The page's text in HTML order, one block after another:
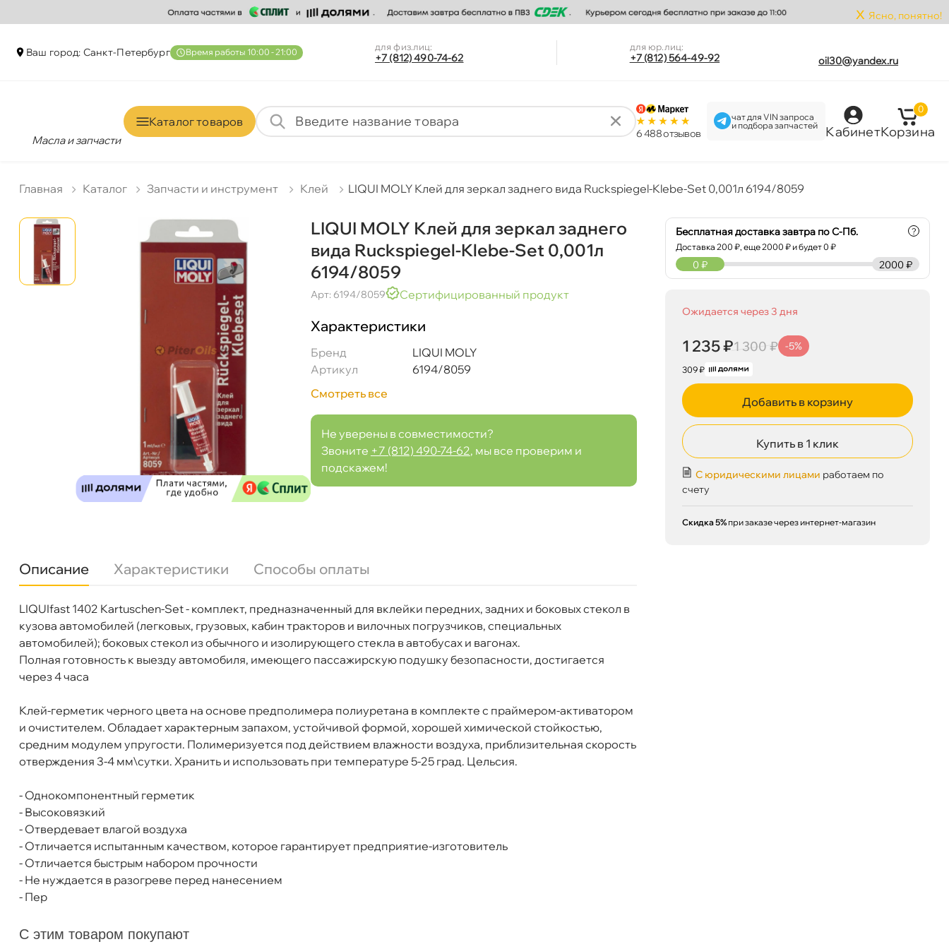
x Ясно, понятно!
аш город: Санкт-Петербур ремя работы 10:00 - 21:00 для физ.лиц:
+7 (812) 490-74-62
для юр.лиц:
+7 (812) 564-49-92 oil30@yandex.ru
Масла и запчасти
Каталог товаро
6 488 отзыво
чат для VIN запроса
и подбора запчастей
Кабинет
0
Корзина
Главная Катало Запчасти и инструмент Клей LIQUI MOLY Клей для зеркал заднего вида Ruckspiegel-Klebe-Set 0,001л 6194/8059
LIQUI MOLY Клей для зеркал заднего
ида Ruckspiegel-Klebe-Set 0,001л
6194/8059
Арт: 6194/8059 Сертифицированный продукт
Характеристики
Бренд
LIQUI MOLY
Артикул
6194/8059
Смотреть все
Не уверены в совместимости?
Звоните +7 (812) 490-74-62, мы все проверим и
подскажем!
Описание Характеристики Способы оплаты
LIQUIfast 1402 Kartuschen-Set - комплект, предназначенный для вклейки передних, задних и боковых стекол
кузова автомобилей (легковых, грузовых, кабин тракторов и вилочных погрузчиков, специальных
автомобилей); боковых стекол из обычного и изолирующего стекла в автобусах и вагонах.
Полная готовность к выезду автомобиля, имеющего пассажирскую подушку безопасности, достигается
через 4 часа
Клей-герметик черного цвета на основе предполимера полиуретана в комплекте с праймером-активатором
и очистителем. Обладает характерным запахом, устойчивой формой, хорошей химической стойкостью,
средним модулем упругости. Полимеризуется под действием влажности воздуха, приблизительная скорость
отверждения 3-4 мм\сутки. Хранить и использовать при температуре 5-25 град. Цельсия.
- Однокомпонентный герметик
- Высоковязкий
- Отвердевает влагой воздуха
- Отличается испытанным качеством, которое гарантирует предприятие-изготовитель
- Отличается быстрым набором прочности
- Не нуждается в разогреве перед нанесением
- Пер
Бренд
LIQUI MOLY
Артикул
6194/8059
С этим товаром покупают
Бесплатная доставка завтра по С-Пб.
Доставка200 ₽, еще2000 ₽ и будет 0 ₽
?
2000 ₽
0 ₽
Ожидается через 3 дня
1 235 ₽1 300 ₽ -5%
309 ₽
Добавить в корзину
Купить в 1 клик
С юридическими лицами работаем по
счету
Скидка 5% при заказе через интернет-магазин
LIQUI MOLY Клей для зеркал заднего вида Ruckspiegel-Klebe-Set 0,001л 6194/8059